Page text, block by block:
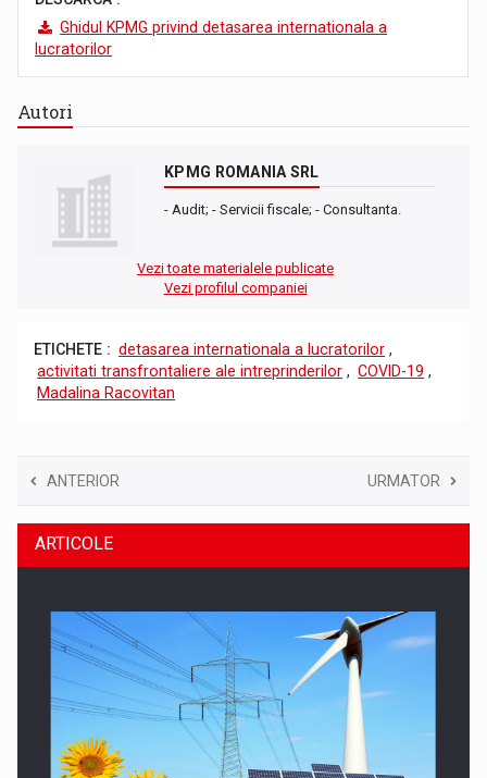
Ghidul KPMG privind detasarea internationala a
lucratorilor
Autori
KPMG ROMANIA SRL
- Audit; - Servicii fiscale; - Consultanta.
Vezi toate materialele publicate
Vezi profilul companiei
ETICHETE : detasarea internationala a lucratorilor ,
activitati transfrontaliere ale intreprinderilor , COVID-19 ,
Madalina Racovitan
ANTERIOR URMATOR
ARTICOLE